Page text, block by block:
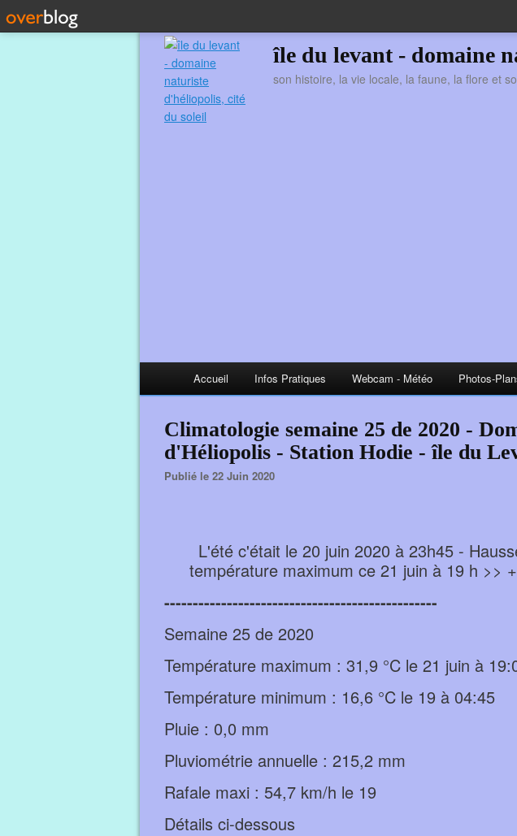
île du levant - domaine
son histoire, la vie locale, la faune, la flore et
Accueil Infos Pratiques Webcam - Météo Photos-
Climatologie semaine 25 de 2020 -
d'Héliopolis - Station Hodie - île du
Publié le 22 Juin 2020
L'été c'était le 20 juin 2020 à 23h45 -
température maximum ce 21 juin à 19 h >>
------------------------------------------------
Semaine 25 de 2020
Température maximum : 31,9 °C le 21 juin à
Température minimum : 16,6 °C le 19 à 04:45
Pluie : 0,0 mm
Pluviométrie annuelle : 215,2 mm
Rafale maxi : 54,7 km/h le 19
Détails ci-dessous